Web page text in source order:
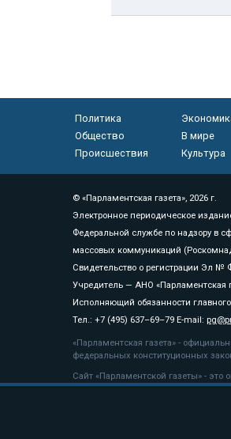
Политика
Общество
В мире
Происшествия
Культура
© «Парламентская газета», 2026 г.
Электронное периодическое
Федеральной службе по надзору в
массовых коммуникаций
Свидетельство о регистрации Эл №
Учредитель — АНО «Парламентская
Исполняющий обязанности
Тел.: +7 (495) 637–69–79 E-mail:
«Парламентская газета» -
федеральных конституционных
Сайт «Парламентской газеты» - это
«Парламентской газеты» активная